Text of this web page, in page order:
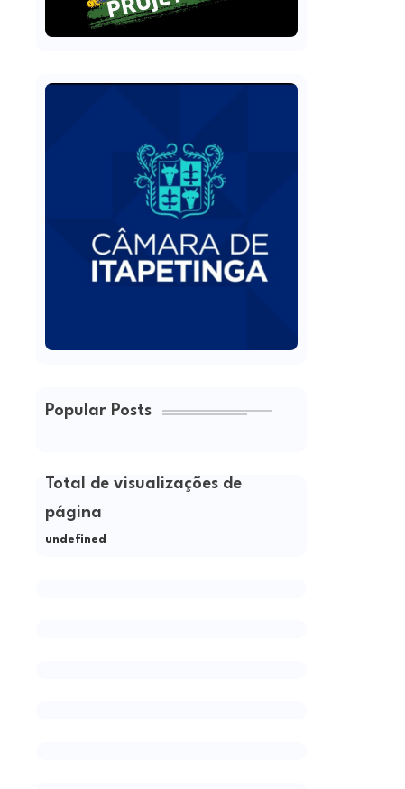
Popular Posts
Total de visualizações de
página
und efned